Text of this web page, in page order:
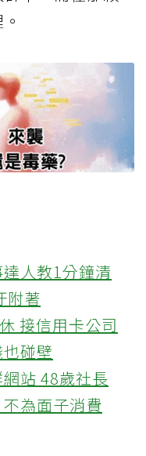
人教1分鐘清
附著
接信用卡公司
碰壁
站 48歲社長
為面子消費